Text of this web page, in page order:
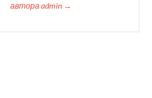
автора admin →